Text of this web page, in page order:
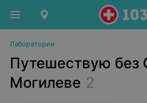
Лаборатории
Путешествую без
Могилеве 2